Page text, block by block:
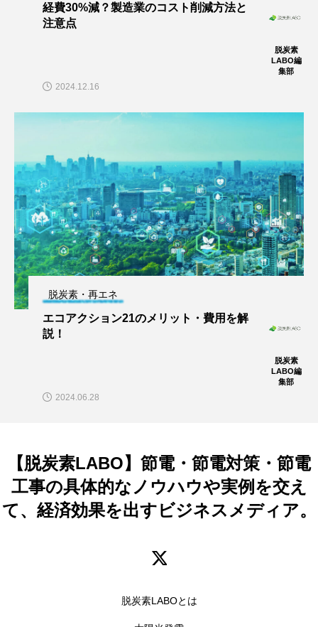
経費30%減？製造業のコスト削減方法と
注意点
脱炭素
LABO編
集部
2024.12.16
脱炭素・再エネ
エコアクション21のメリット・費用を解
説！
脱炭素
LABO編
集部
2024.06.28
【脱炭素LABO】節電・節電対策・節電
工事の具体的なノウハウや実例を交え
て、経済効果を出すビジネスメディア。
脱炭素LABOとは